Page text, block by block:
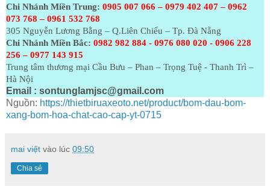
Chi Nhánh Miền Trung: 0905 007 066 – 0979 402 407 – 0962
073 768 – 0961 532 768
305 Nguyễn Lương Bằng – Q.Liên Chiểu – Tp. Đà Nẵng
Chi Nhánh Miền Bắc: 0982 982 884 - 0976 080 020 - 0906 228
256 – 0977 143 915
Trung tâm thương mại Cầu Bưu – Phan – Trọng Tuệ - Thanh Trì –
Hà Nội
Email : sontunglamjsc@gmail.com
Nguồn: https://thietbiruaxeoto.net/product/bom-dau-bom-
xang-bom-hoa-chat-cao-cap-yt-0715
mai việt vào lúc 09:50
Chia sẻ